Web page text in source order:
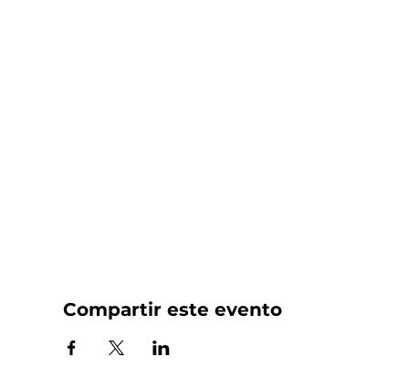
Compartir este evento